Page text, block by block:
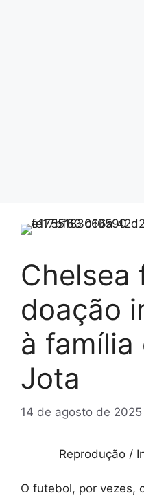
Chelsea
doação
à família
Jota
14 de agosto de 2025
Reprodução /
O futebol, por vezes,